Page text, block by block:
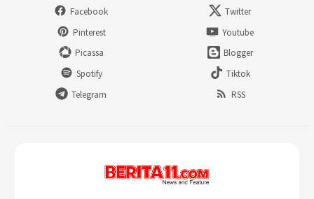
Facebook
Twitter
Pinterest
Youtube
Picassa
Blogger
Spotify
Tiktok
Telegram
RSS